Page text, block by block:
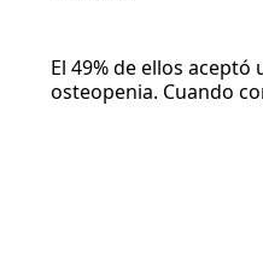
El 49% de ellos
osteopenia. Cuando